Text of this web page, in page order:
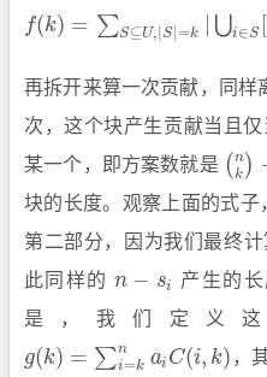
f(k) = ∑S⊆U, |S| =k ⋃i∈S [
f( k)=∑S⊆U,|S|=k|⋃i∈ S[si,t]|
再拆开来算一次贡献，同样
次，这个块产生贡献当且
某一个，即方案数就是 ( n
k)
(nk) −
块的长度。观察上面的式
第二部分，因为我们最终计
此同样的n − si
n−si
产生的
是，我们定义
g(k) = ∑n
i=k ai C(i, k)
g(k)= ∑i= kn aiC( ,k) ，